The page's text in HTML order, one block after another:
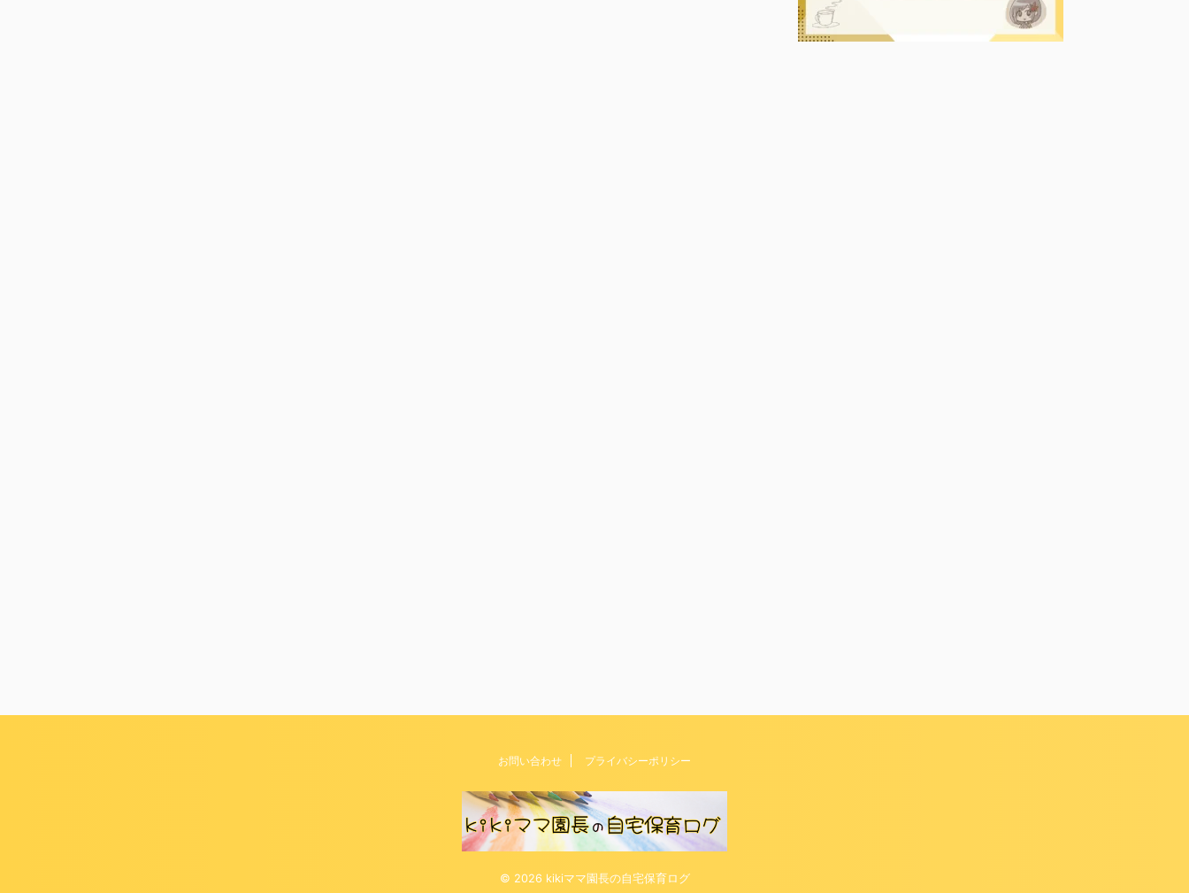
お問い合わせ プライバシーポリシー
© 2026 kikiママ園長の自宅保育ログ